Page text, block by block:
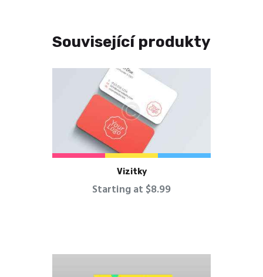
Související produkty
Vizitky
Starting at $8.99